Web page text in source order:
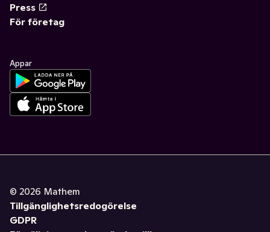
Press
För företag
Appar
© 2026 Mathem
Tillgänglighetsredogörelse
GDPR